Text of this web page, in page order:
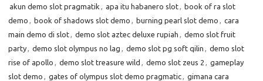
akun demo slot pragmatik , apa itu habanero slot, book of ra slot
demo , book of shadows slot demo , burning pearl slot demo , cara
main demo di slot, demo slot aztec deluxe rupiah , demo slot fruit
party, demo slot olympus no lag , demo slot pg soft qilin , demo slot
rise of apollo , demo slot treasure wild , demo slot zeus 2 , gameplay
slot demo , gates of olympus slot demo pragmatic, gimana cara